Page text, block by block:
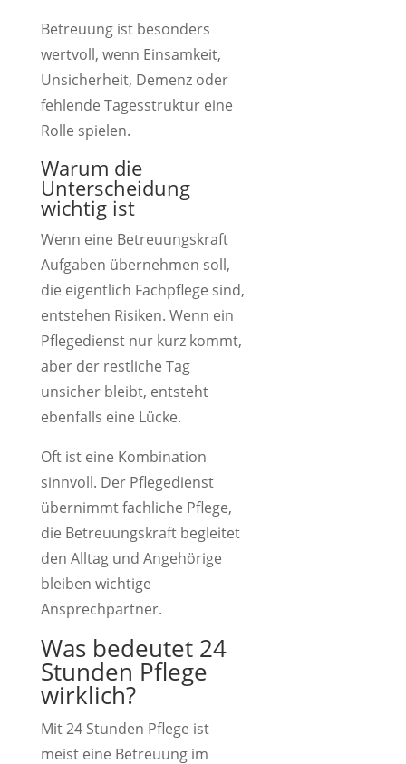
Betreuung ist besonders
wertvoll, wenn Einsamkeit,
Unsicherheit, Demenz oder
fehlende Tagesstruktur eine
Rolle spielen.
Warum die
Unterscheidung
wichtig ist
Wenn eine Betreuungskraft
Aufgaben übernehmen soll,
die eigentlich Fachpflege sind,
entstehen Risiken. Wenn ein
Pflegedienst nur kurz kommt,
aber der restliche Tag
unsicher bleibt, entsteht
ebenfalls eine Lücke.
Oft ist eine Kombination
sinnvoll. Der Pflegedienst
übernimmt fachliche Pflege,
die Betreuungskraft begleitet
den Alltag und Angehörige
bleiben wichtige
Ansprechpartner.
Was bedeutet 24
Stunden Pflege
wirklich?
Mit 24 Stunden Pflege ist
meist eine Betreuung im